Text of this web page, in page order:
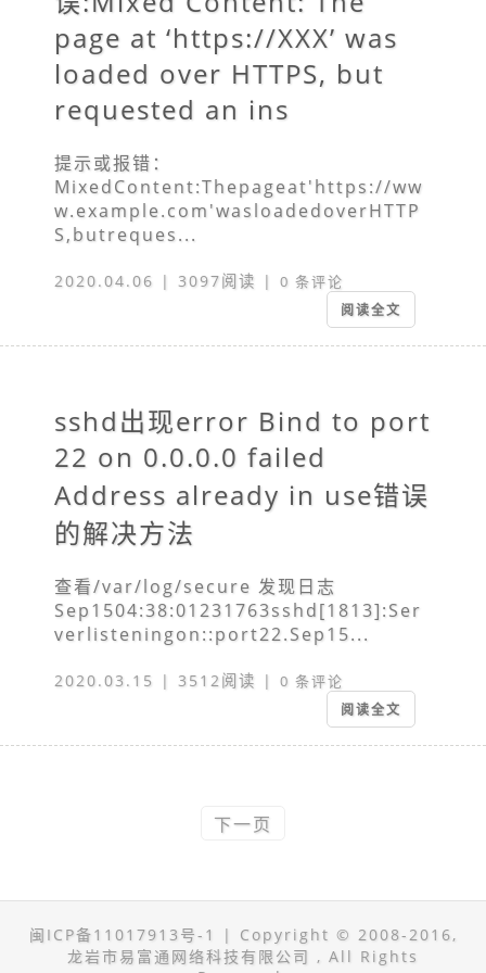
page at ‘https://XXX’ was
loaded over HTTPS, but
requested an ins
提示或报错：
MixedContent:Thepageat'https://ww
w.example.com'wasloadedoverHTTP
S,butreques...
2020.04.06 | 3097阅读 | 0 条评论
阅读全文
sshd出现error Bind to port
22 on 0.0.0.0 failed
Address already in use错误
的解决方法
查看/var/log/secure 发现日志
Sep1504:38:01231763sshd[1813]:Ser
verlisteningon::port22.Sep15...
2020.03.15 | 3512阅读 | 0 条评论
阅读全文
下一页
闽ICP备11017913号-1
| Copyright © 2008-2016,
龙岩市易富通网络科技有限公司 , All Rights